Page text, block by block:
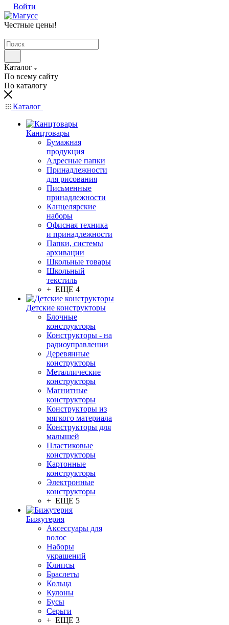
Войти
Честные цены!
Каталог
По всему сайту
По каталогу
Каталог
Канцтовары
Бумажная
продукция
Адресные папки
Принадлежности
для рисования
Письменные
принадлежности
Канцелярские
наборы
Офисная техника
и принадлежности
Папки, системы
архивации
Школьные товары
Школьный
текстиль
+ ЕЩЕ 4
Детские конструкторы
Блочные
конструкторы
Конструкторы - на
радиоуправлении
Деревянные
конструкторы
Металлические
конструкторы
Магнитные
конструкторы
Конструкторы из
мягкого материала
Конструкторы для
малышей
Пластиковые
конструкторы
Картонные
конструкторы
Электронные
конструкторы
+ ЕЩЕ 5
Бижутерия
Аксессуары для
волос
Наборы
украшений
Клипсы
Браслеты
Кольца
Кулоны
Бусы
Серьги
+ ЕЩЕ 3